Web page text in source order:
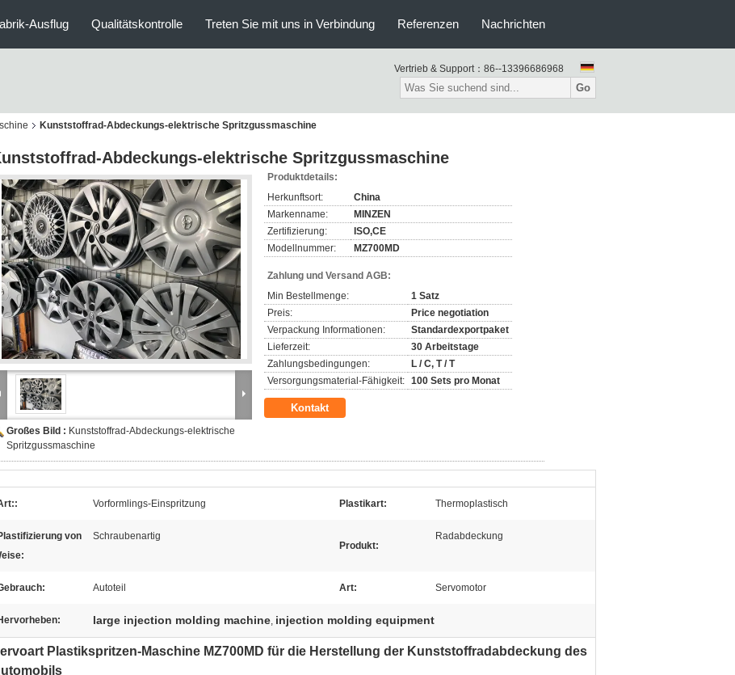
Ausflug Qualitätskontrolle Treten Sie mit uns in Verbindung Referenzen Nachrichten
Vertrieb & Support： 86--13396686968
Go
Kunststoffrad-Abdeckungs-elektrische Spritzgussmaschine
Abdeckungs-elektrische Spritzgussmaschine
Großes Bild : Kunststoffrad-Abdeckungs-elektrische
Spritzgussmaschine
Produktdetails:
Herkunftsort:
China
Markenname:
MINZEN
Zertifizierung:
ISO,CE
Modellnummer:
MZ700MD
Zahlung und Versand AGB:
Min Bestellmenge:
1 Satz
Preis:
Price negotiation
Verpackung Informationen:
Standardexportpaket
Lieferzeit:
30 Arbeitstage
Zahlungsbedingungen:
L / C, T / T
Versorgungsmaterial-Fähigkeit: 100 Sets pro Monat
Kontakt
Vorformlings-Einspritzung Plastikart: Thermoplastisch
von
Schraubenartig
Produkt:
Radabdeckung
Autoteil Art: Servomotor
large injection molding machine, injection molding equipment
Plastikspritzen-Maschine MZ700MD für die Herstellung der Kunststoffradabdeckung des